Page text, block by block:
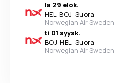
la 29 elok.
HEL-BOJ· Suora
Norwegian Air Sweden
ti 01 syysk.
BOJ-HEL· Suora
Norwegian Air Sweden